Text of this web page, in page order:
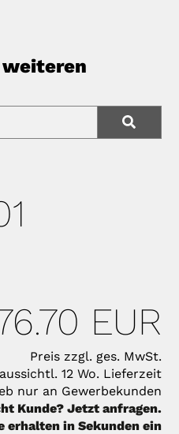
weiteren
EUR
Preis zzgl. ges. MwSt.
12 Wo. Lieferzeit
nur an Gewerbekunden
Kunde? Jetzt anfragen.
erhalten in Sekunden ein